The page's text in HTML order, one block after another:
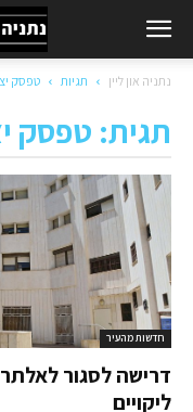
נתניה און ליין תגיות טפסק
תגית: טפסק
חדשות מהעיר
דרישה לסגור
ליקויים